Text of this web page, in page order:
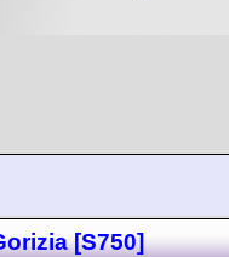
[S750]